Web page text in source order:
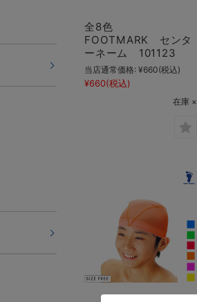
全8色
FOOTMARK センタ
ーネーム 101123
当店通常価格: ¥660(税込)
¥660(税込)
在庫 ×